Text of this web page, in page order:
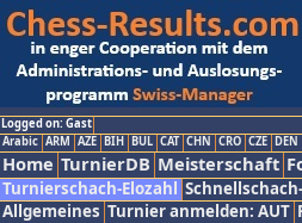
Logged on: Gast
Arabic ARM AZE BIH BUL CAT CHN CRO CZE DEN
Home TurnierDB Meisterschaft
Turnierschach-Elozahl
Allgemeines Turnier anmelden: AUT